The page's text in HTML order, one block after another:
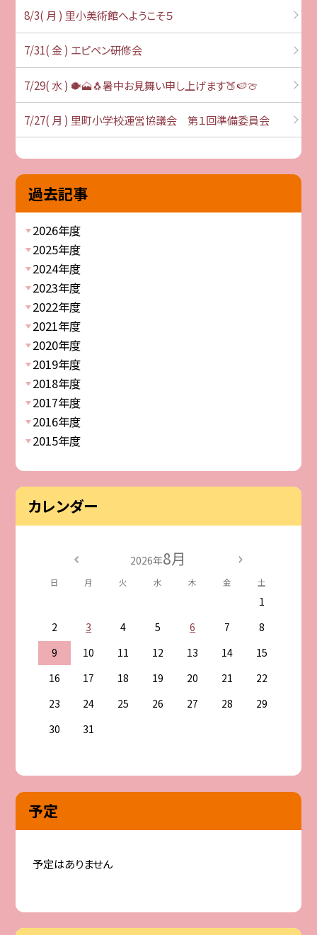
8/3( 月 ) 里小美術館へようこそ５
7/31( 金 ) エピペン研修会
7/29( 水 ) 🐡🗻🐧暑中お見舞い申し上げます🍑🍉🍈
7/27( 月 ) 里町小学校運営協議会 第１回準備委員会
過去記事
2026年度
2025年度
2024年度
2023年度
2022年度
2021年度
2020年度
2019年度
2018年度
2017年度
2016年度
2015年度
カレンダー
2026年8月
日 月 火 水 木 金 土
1
2
3 4 5 6 7
8
9
10 11 12 13 14
15
16
17 18 19 20 21
22
23
24 25 26 27 28
29
30
31
予定
予定はありません